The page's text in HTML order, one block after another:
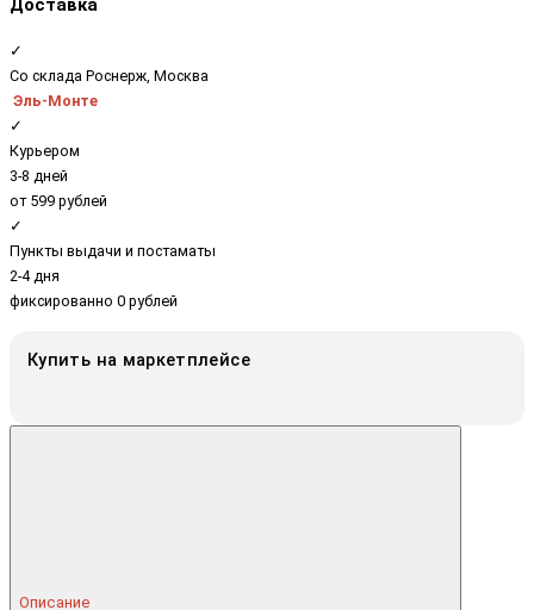
Доставка
✓
Со склада Роснерж, Москва
Эль-Монте
✓
Курьером
3-8 дней
от 599 рублей
✓
Пункты выдачи и постаматы
2-4 дня
фиксированно 0 рублей
Купить на маркетплейсе
Описание